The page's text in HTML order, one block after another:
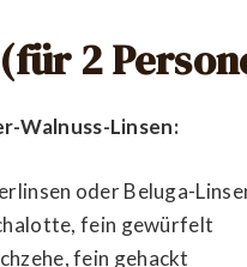
2
Walnuss-Linsen:
oder Beluga-
fein gewürfelt
fein gehackt